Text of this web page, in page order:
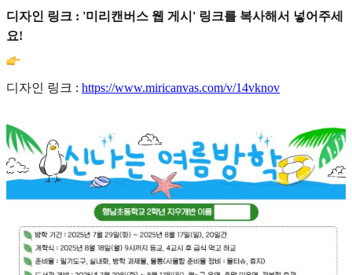
디자인 링크 : '미리캔버스 웹 게시' 링크를 복사해서 넣어주세
요!
디자인 링크 : https://www.miricanvas.com/v/14vknov